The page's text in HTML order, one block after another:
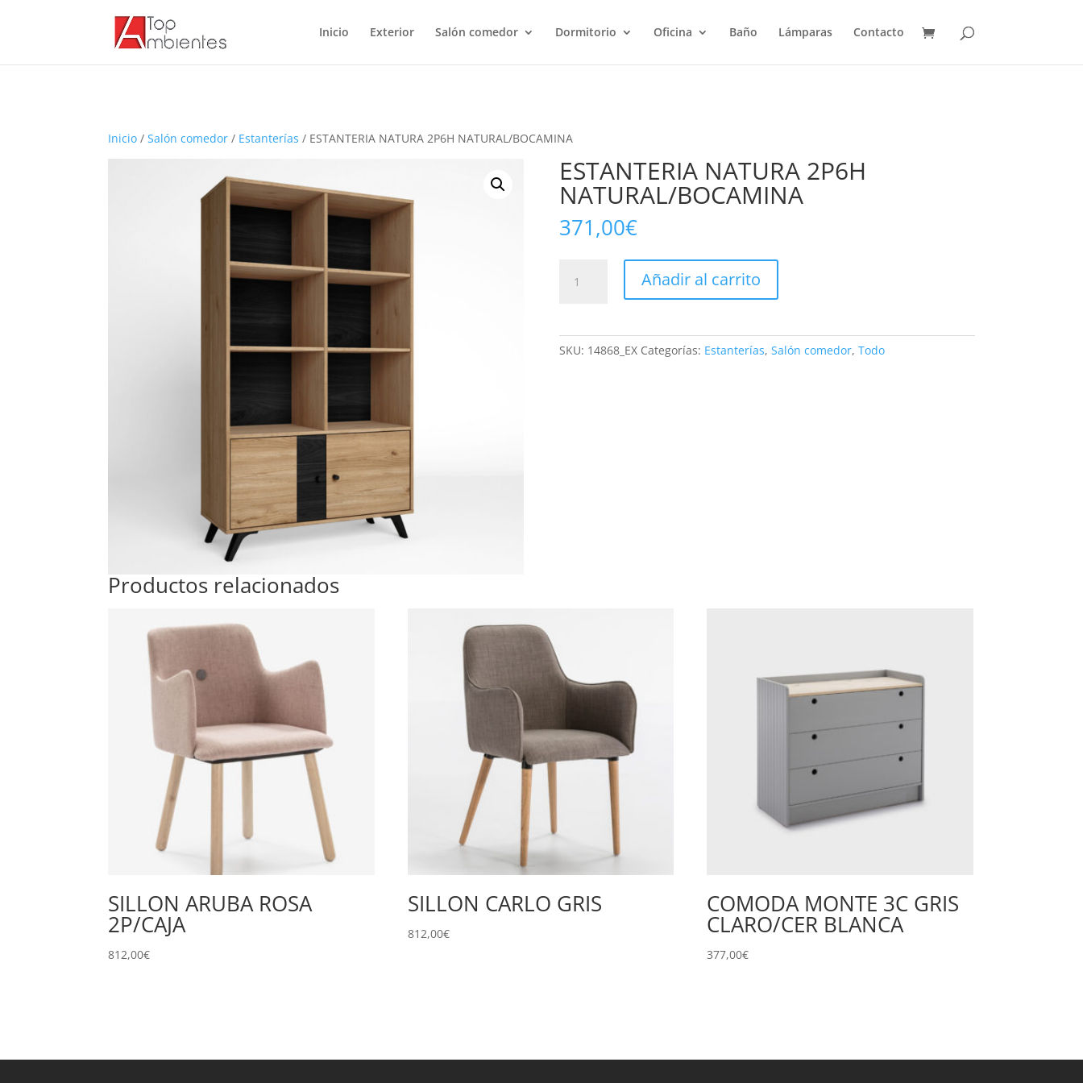
Inicio Exterior Salón comedor Dormitorio Oficina Baño Lámparas Contacto
Inicio /Salón comedor / Estanterías / ESTANTERIA NATURA 2P6H NATURAL/BOCAMINA
ESTANTERIA NATURA 2P6H
NATURAL/BOCAMINA
371,00€
NATURA
Añadir al carrito
SKU: 14868_EX Categorías: Estanterías, Salón comedor, Todo
Productos relacionados
SILLON ARUBA ROSA
2P/CAJA
812,00€
SILLON CARLO GRIS
812,00€
COMODA MONTE 3C GRIS
CLARO/CER BLANCA
377,00€